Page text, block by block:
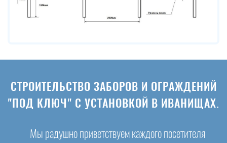
СТРОИТЕЛЬСТВО ЗАБОРОВ И ОГРАЖДЕНИЙ
"ПОД КЛЮЧ" С УСТАНОВКОЙ В ИВАНИЩАХ.
Мы радушно приветствуем каждого посетителя